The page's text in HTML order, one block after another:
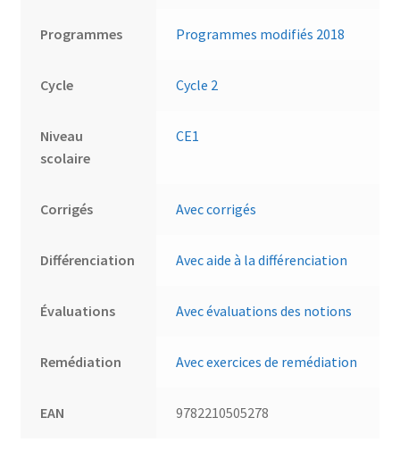
Programmes Programmes modifiés 2018
Cycle Cycle 2
Niveau
scolaire
CE1
Corrigés Avec corrigés
Différenciation Avec aide à la différenciation
Évaluations Avec évaluations des notions
Remédiation Avec exercices de remédiation
EAN 9782210505278